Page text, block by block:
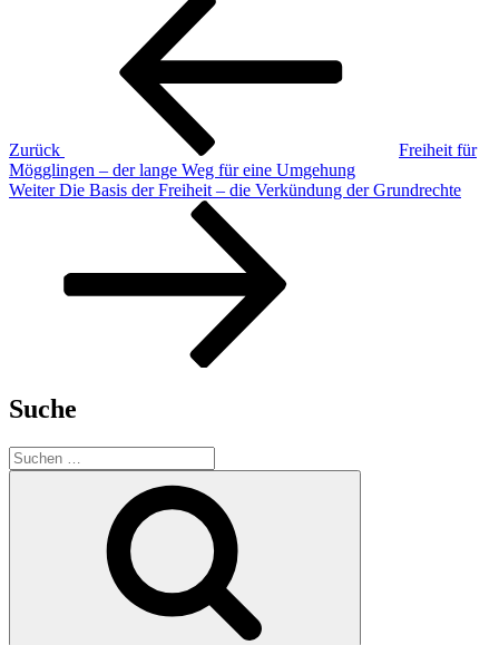
Zurück
Freiheit für
Mögglingen – der lange Weg für eine Umgehung
Nächster
Weiter Die Basis der Freiheit – die Verkündung der Grundrechte
Suche
Suchen
nach: